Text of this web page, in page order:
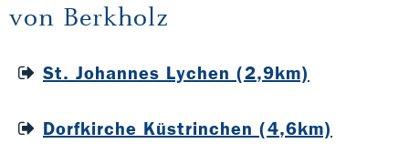
von Berkholz
St. Johannes Lychen (2,9km)
Dorfkirche Küstrinchen (4,6km)